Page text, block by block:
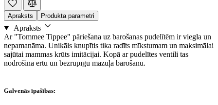
Apraksts Produkta parametri
Apraksts
Ar "Tommee Tippee" pāriešana uz barošanas pudelītēm ir viegla un
nepamanāma. Unikāls knupītis tika radīts mīkstumam un maksimālai
sajūtai mammas krūts imitācijai. Kopā ar pudelītes ventili tas
nodrošina ērtu un bezrūpīgu mazuļa barošanu.
Galvenās īpašības: